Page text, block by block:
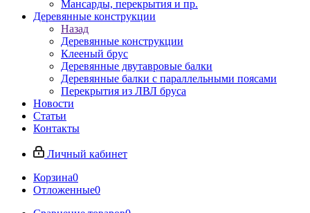
Мансарды, перекрытия и пр.
Деревянные конструкции
Назад
Деревянные конструкции
Клееный брус
Деревянные двутавровые балки
Деревянные балки с параллельными поясами
Перекрытия из ЛВЛ бруса
Новости
Статьи
Контакты
Личный кабинет
Корзина0
Отложенные0